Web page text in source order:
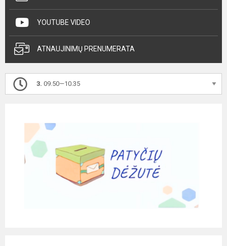
YOUTUBE VIDEO
ATNAUJINIMŲ PRENUMERATA
3. 09.50—10.35